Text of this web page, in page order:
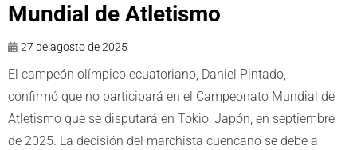
Mundial de Atletismo
27 de agosto de 2025
El campeón olímpico ecuatoriano, Daniel Pintado,
confirmó que no participará en el Campeonato Mundial de
Atletismo que se disputará en Tokio, Japón, en septiembre
de 2025. La decisión del marchista cuencano se debe a